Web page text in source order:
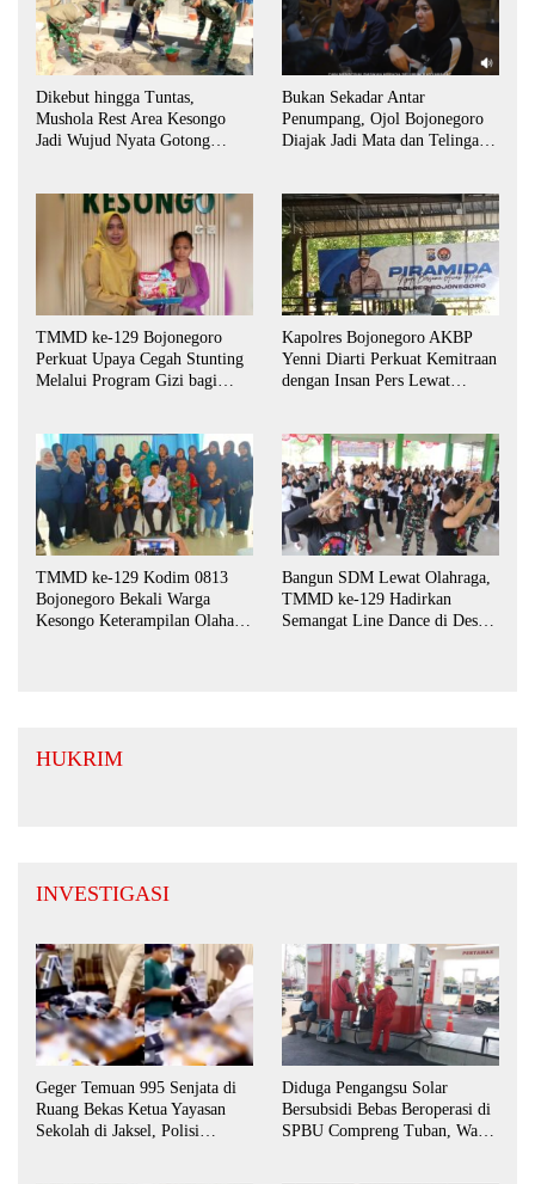
Dikebut hingga Tuntas,
Mushola Rest Area Kesongo
Jadi Wujud Nyata Gotong
Bukan Sekadar Antar
Penumpang, Ojol Bojonegoro
Diajak Jadi Mata dan Telinga
TMMD ke-129 Bojonegoro
Perkuat Upaya Cegah Stunting
Melalui Program Gizi bagi
Kapolres Bojonegoro AKBP
Yenni Diarti Perkuat Kemitraan
dengan Insan Pers Lewat
TMMD ke-129 Kodim 0813
Bojonegoro Bekali Warga
Kesongo Keterampilan Olahan
Bangun SDM Lewat Olahraga,
TMMD ke-129 Hadirkan
Semangat Line Dance di Desa
HUKRIM
INVESTIGASI
Geger Temuan 995 Senjata di
Ruang Bekas Ketua Yayasan
Sekolah di Jaksel, Polisi
Diduga Pengangsu Solar
Bersubsidi Bebas Beroperasi di
SPBU Compreng Tuban, Warga